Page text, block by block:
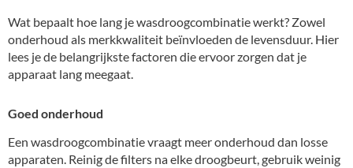
Wat bepaalt hoe lang je wasdroogcombinatie werkt? Zowel
onderhoud als merkkwaliteit beïnvloeden de levensduur. Hier
lees je de belangrijkste factoren die ervoor zorgen dat je
apparaat lang meegaat.
Goed onderhoud
Een wasdroogcombinatie vraagt meer onderhoud dan losse
apparaten. Reinig de filters na elke droogbeurt, gebruik weinig